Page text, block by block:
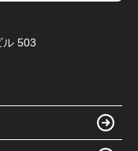
ル 503